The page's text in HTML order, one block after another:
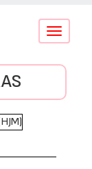
Conmutar